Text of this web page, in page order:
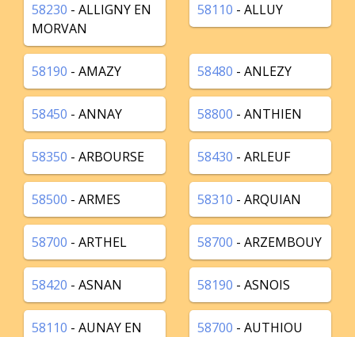
58230 - ALLIGNY EN
MORVAN
58110 - ALLUY
58190 - AMAZY 58480 - ANLEZY
58450 - ANNAY 58800 - ANTHIEN
58350 - ARBOURSE 58430 - ARLEUF
58500 - ARMES 58310 - ARQUIAN
58700 - ARTHEL 58700 - ARZEMBOUY
58420 - ASNAN 58190 - ASNOIS
58110 - AUNAY EN
58700 - AUTHIOU